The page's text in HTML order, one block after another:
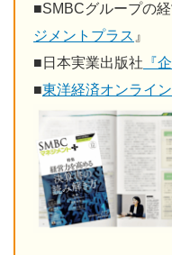
■SMBCグループの
ジメントプラス 』
■ 日本実業出版社 『
■東洋経済オンライン